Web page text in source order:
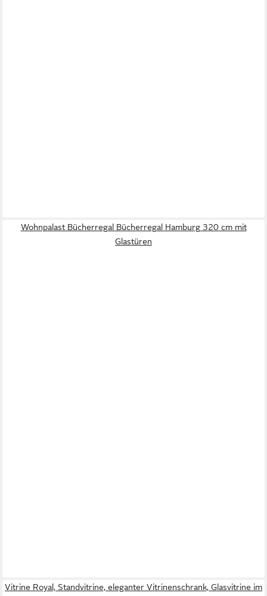
Wohnpalast Bücherregal Bücherregal Hamburg 320 cm mit
Glastüren
Vitrine Royal, Standvitrine, eleganter Vitrinenschrank, Glasvitrine im